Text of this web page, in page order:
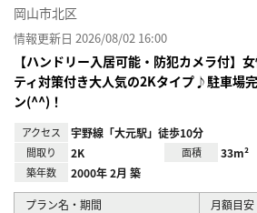
岡山市北区
情報更新日 2026/08/02 16:00
【ハンドリー入居可能・防犯カメラ付】
ティ対策付き大人気の2Kタイプ♪駐車場
ン(^^)！
アクセス 宇野線「大元駅」徒歩10分
間取り 2K 面積 33m²
築年数 2000年 2月 築
プラン名・期間 月額目安